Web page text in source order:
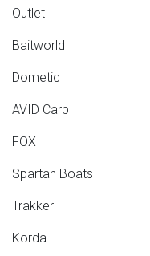
Outlet
Baitworld
Dometic
AVID Carp
FOX
Spartan Boats
Trakker
Korda